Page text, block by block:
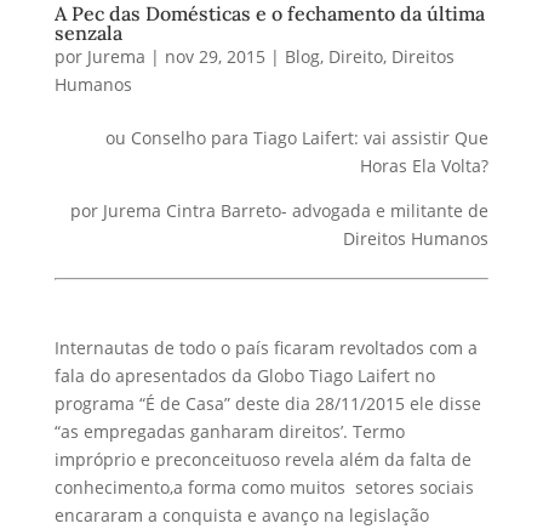
A Pec das Domésticas e o fechamento da última
senzala
por Jurema | nov 29, 2015 | Blog, Direito, Direitos
Humanos
ou Conselho para Tiago Laifert: vai assistir Que
Horas Ela Volta?
por Jurema Cintra Barreto- advogada e militante de
Direitos Humanos
Internautas de todo o país ficaram revoltados com a
fala do apresentados da Globo Tiago Laifert no
programa “É de Casa” deste dia 28/11/2015 ele disse
“as empregadas ganharam direitos’. Termo
impróprio e preconceituoso revela além da falta de
conhecimento,a forma como muitos setores sociais
encararam a conquista e avanço na legislação